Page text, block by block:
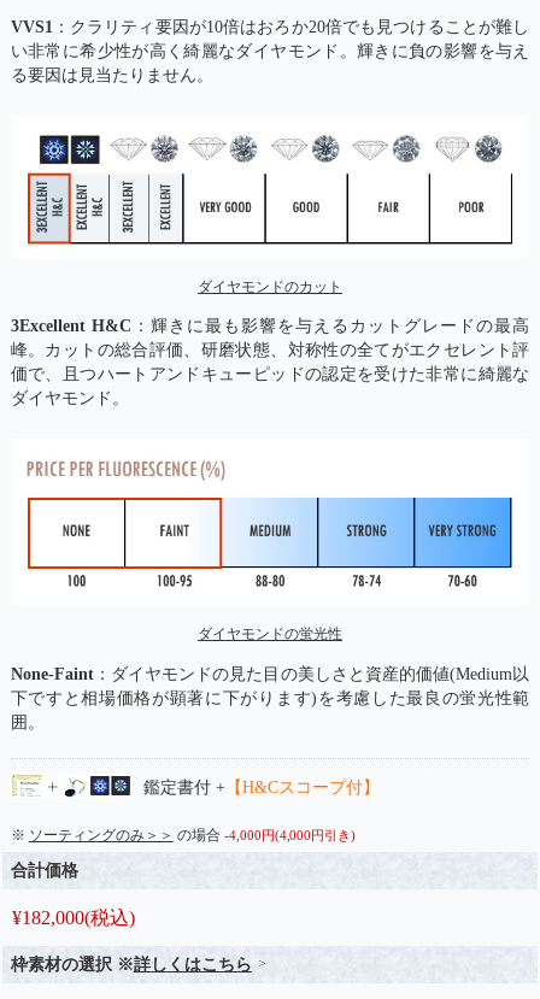
VVS1：クラリティ要因が10倍はおろか20倍でも見つけることが難し
い非常に希少性が高く綺麗なダイヤモンド。輝きに負の影響を与え
る要因は見当たりません。
ダイヤモンドのカット
3Excellent H&C ：輝きに最も影響を与えるカットグレードの最高
峰。カットの総合評価、研磨状態、対称性の全てがエクセレント評
価で、且つハートアンドキューピッドの認定を受けた非常に綺麗な
ダイヤモンド。
ダイヤモンドの蛍光性
None-Faint：ダイヤモンドの見た目の美しさと資産的価値(Medium以
下ですと相場価格が顕著に下がります)を考慮した最良の蛍光性範
囲。
鑑定書付 +【H&Cスコープ付】
※ ソーティングのみ＞＞ の場合 -4,000円(4,000円引き)
合計価格
¥182,000(税込)
枠素材の選択 ※詳しくはこちら